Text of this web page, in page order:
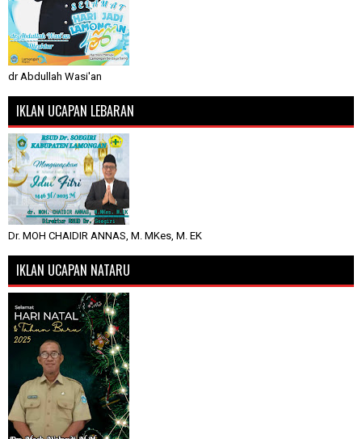
dr Abdullah Wasi'an
IKLAN UCAPAN LEBARAN
Dr. MOH CHAIDIR ANNAS, M. MKes, M. EK
IKLAN UCAPAN NATARU